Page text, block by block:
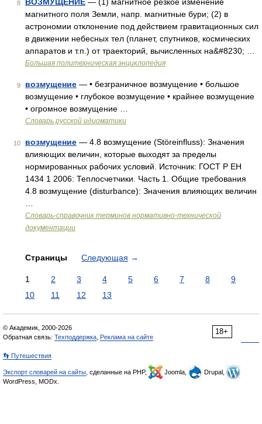
8
магнитного поля Земли, напр. магнитные бури; (2) в
астрономии отклонение под действием гравитационных сил
в движении небесных тел (планет, спутников, космических
аппаратов и т.п.) от траекторий, вычисленных на&#8230; …
Большая политехническая энциклопедия
9 возмущение — • безграничное возмущение • большое
возмущение • глубокое возмущение • крайнее возмущение
• огромное возмущение …
Словарь русской идиоматики
10 возмущение — 4.8 возмущение (Störeinfluss): Значения
влияющих величин, которые выходят за пределы
нормированных рабочих условий. Источник: ГОСТ Р ЕН
1434 1 2006: Теплосчетчики. Часть 1. Общие требования
4.8 возмущение (disturbance): Значения влияющих величин
Словарь-справочник терминов нормативно-технической
документации
Страницы Следующая →
1 2 3 4 5 6 7 8
9
10
11 12 13
18+
© Академик, 2000-2026
Обратная связь: Техподдержка Реклама на сайте
👣 Путешествия
Экспорт словарей на сайты , сделанные на PHP, Joomla,
Drupal,
WordPress, MODx.